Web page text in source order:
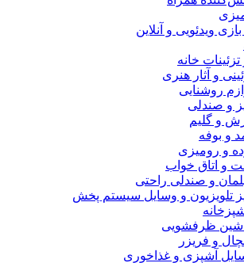
ویدئویی و آنلاین
خانه
و آثار هنری
روشنایی
و صندلی
و گلیم
و بوفه
و رومیزی
و اتاق خواب
و صندلی راحتی
تلویزیون و وسایل سیستم پخش
ظرفشویی
و فریزر
آشپزی و غذاخوری